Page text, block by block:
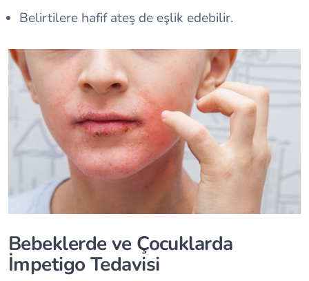
Belirtilere hafif ateş de eşlik edebilir.
Bebeklerde ve Çocuklarda
İmpetigo Tedavisi